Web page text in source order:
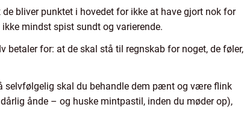
bliver punktet i hovedet for ikke at have gjort nok for
mindst spist sundt og varierende.
betaler for: at de skal stå til regnskab for noget, de føler,
selvfølgelig skal du behandle dem pænt og være flink
ånde – og huske mintpastil, inden du møder op),